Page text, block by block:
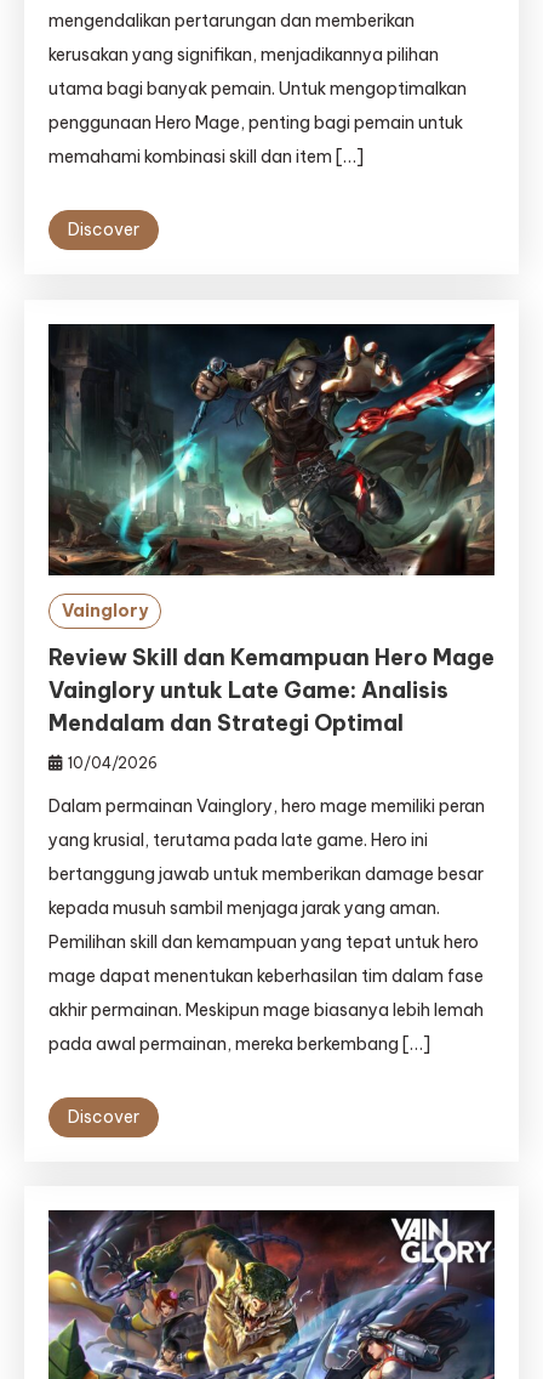
mengendalikan pertarungan dan memberikan
kerusakan yang signifikan, menjadikannya pilihan
utama bagi banyak pemain. Untuk mengoptimalkan
penggunaan Hero Mage, penting bagi pemain untuk
memahami kombinasi skill dan item […]
Discover
Vainglory
Review Skill dan Kemampuan Hero Mage
Vainglory untuk Late Game: Analisis
Mendalam dan Strategi Optimal
10/04/2026
Dalam permainan Vainglory, hero mage memiliki peran
yang krusial, terutama pada late game. Hero ini
bertanggung jawab untuk memberikan damage besar
kepada musuh sambil menjaga jarak yang aman.
Pemilihan skill dan kemampuan yang tepat untuk hero
mage dapat menentukan keberhasilan tim dalam fase
akhir permainan. Meskipun mage biasanya lebih lemah
pada awal permainan, mereka berkembang […]
Discover